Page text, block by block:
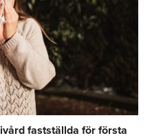
fastställda för första